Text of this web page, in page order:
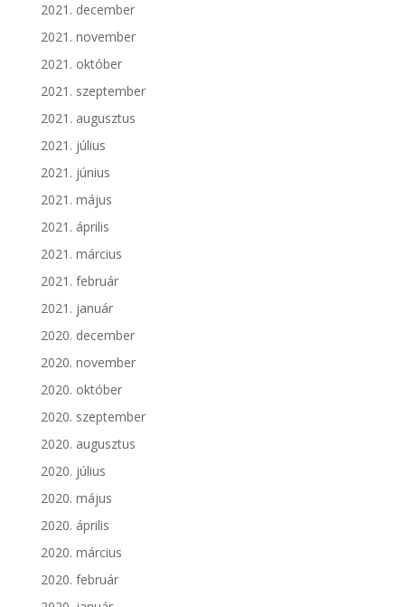
2021. december
2021. november
2021. október
2021. szeptember
2021. augusztus
2021. július
2021. június
2021. május
2021. április
2021. március
2021. február
2021. január
2020. december
2020. november
2020. október
2020. szeptember
2020. augusztus
2020. július
2020. május
2020. április
2020. március
2020. február